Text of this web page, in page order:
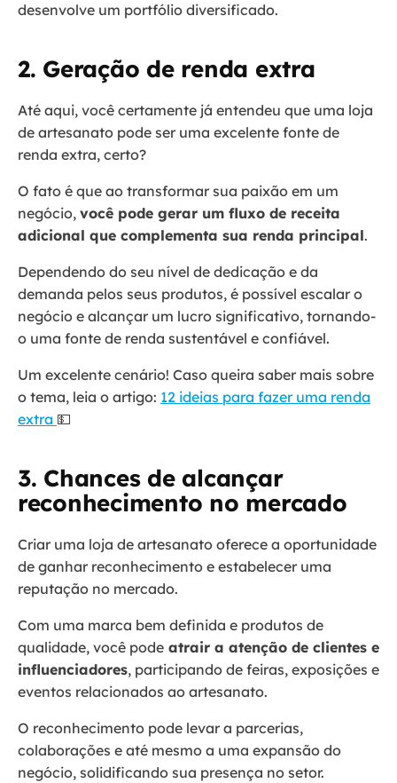
desenvolve um portfólio diversificado.
2. Geração de renda extra
Até aqui, você certamente já entendeu que uma loja
de artesanato pode ser uma excelente fonte de
renda extra, certo?
O fato é que ao transformar sua paixão em um
negócio, você pode gerar um fluxo de receita
adicional que complementa sua renda principal.
Dependendo do seu nível de dedicação e da
demanda pelos seus produtos, é possível escalar o
negócio e alcançar um lucro significativo, tornando-
o uma fonte de renda sustentável e confiável.
Um excelente cenário! Caso queira saber mais sobre
o tema, leia o artigo: 12 ideias para fazer uma renda
extra 💵
3. Chances de alcançar
reconhecimento no mercado
Criar uma loja de artesanato oferece a oportunidade
de ganhar reconhecimento e estabelecer uma
reputação no mercado.
Com uma marca bem definida e produtos de
qualidade, você pode atrair a atenção de clientes e
influenciadores, participando de feiras, exposições e
eventos relacionados ao artesanato.
O reconhecimento pode levar a parcerias,
colaborações e até mesmo a uma expansão do
negócio, solidificando sua presença no setor.